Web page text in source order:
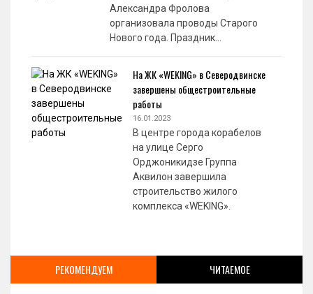
Александра Фролова
организовала проводы Старого
Нового года. Праздник…
На ЖК «WEKING» в Северодвинске
завершены общестроительные
работы
16.01.2023
В центре города корабелов
на улице Серго
Орджоникидзе Группа
Аквилон завершила
строительство жилого
комплекса «WEKING».
РЕКОМЕНДУЕМ ЧИТАЕМОЕ